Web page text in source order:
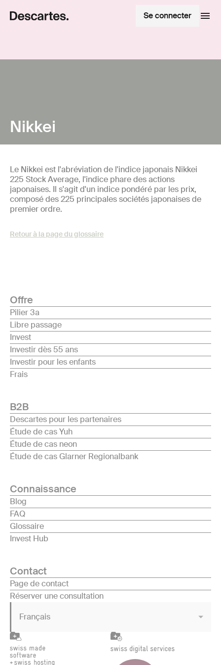
Se connecter
Nikkei
Le Nikkei est l'abréviation de l'indice japonais Nikkei
225 Stock Average, l'indice phare des actions
japonaises. Il s'agit d'un indice pondéré par les prix,
composé des 225 principales sociétés japonaises de
premier ordre.
Retour à la page du glossaire
Offre
Pilier 3a
Libre passage
Invest
Investir dès 55 ans
Investir pour les enfants
Frais
B2B
Descartes pour les partenaires
Étude de cas Yuh
Étude de cas neon
Étude de cas Glarner Regionalbank
Connaissance
Blog
FAQ
Glossaire
Invest Hub
Contact
Page de contact
Réserver une consultation
Français